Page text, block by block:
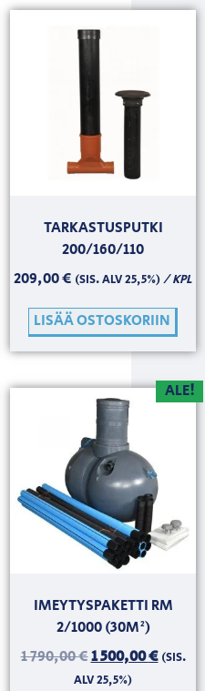
TARKASTUSPUTKI
200/160/110
209,00€ (SIS. ALV 25,5%)/ KPL
LISÄÄ OSTOSKORIIN
ALE!
IMEYTYSPAKETTI RM
2/1000 (30M²)
1 790,00€1 500,00€ (SIS.
ALV 25,5%)